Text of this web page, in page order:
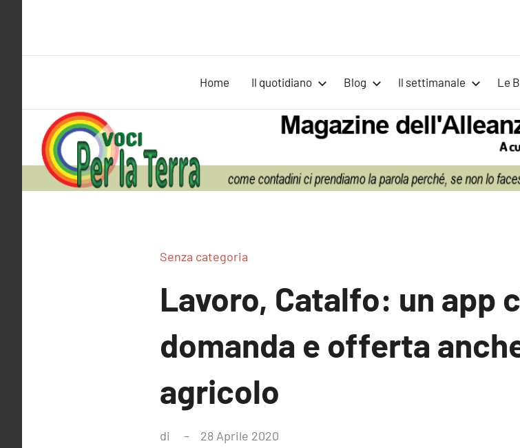
per
la
Alleanza
Sovranità
Alimentare
Home Il quotidiano Blog Il settimanale Le
Senza categoria
Lavoro, Catalfo: un app
domanda e offerta
agricolo
di 28 Aprile 2020